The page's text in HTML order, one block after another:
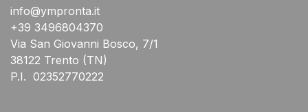
info@ympronta.it
+39 3496804370
Via San Giovanni Bosco, 7/1
38122 Trento (TN)
P.I. 02352770222